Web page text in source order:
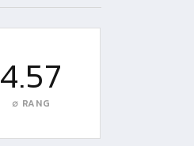
4.57
∅ RANG